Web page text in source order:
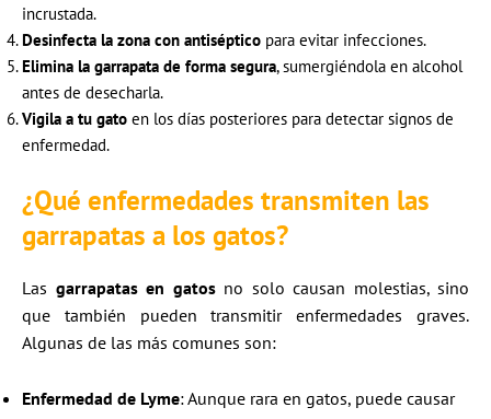
incrustada.
Desinfecta la zona con antiséptico para evitar infecciones.
Elimina la garrapata de forma segura, sumergiéndola en alcohol
antes de desecharla.
Vigila a tu gato en los días posteriores para detectar signos de
enfermedad.
¿Qué enfermedades transmiten las
garrapatas a los gatos?
Las garrapatas en gatosno solo causan molestias, sino
que también pueden transmitir enfermedades graves.
Algunas de las más comunes son:
Enfermedad de Lyme: Aunque rara en gatos, puede causar